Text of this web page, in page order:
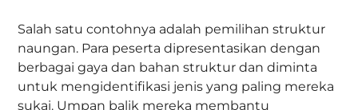
Salah satu contohnya adalah pemilihan struktur
naungan. Para peserta dipresentasikan dengan
berbagai gaya dan bahan struktur dan diminta
untuk mengidentifikasi jenis yang paling mereka
sukai. Umpan balik mereka membantu